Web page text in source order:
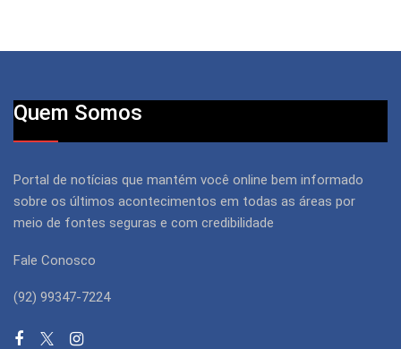
Quem Somos
Portal de notícias que mantém você online bem informado
sobre os últimos acontecimentos em todas as áreas por
meio de fontes seguras e com credibilidade
Fale Conosco
(92) 99347-7224